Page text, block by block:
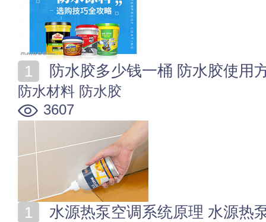
防水胶多少钱一桶 防水胶使用
防水材料 防水胶
3607
水源热泵空调系统原理 水源热